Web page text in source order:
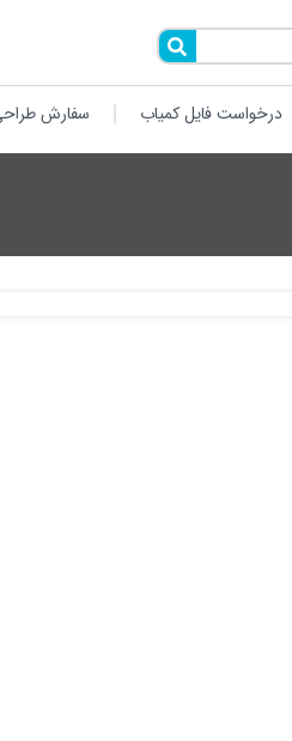
درخواست فایل کمیاب سفارش